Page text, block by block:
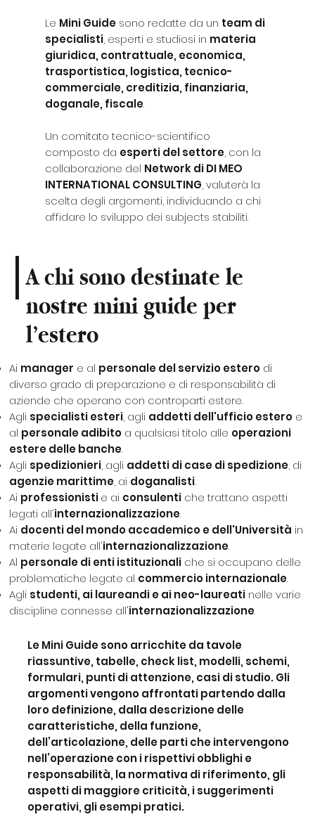
Le Mini Guidesono redatte da un team di
specialisti, esperti e studiosi in materia
giuridica, contrattuale, economica,
trasportistica, logistica, tecnico-
commerciale, creditizia, finanziaria,
doganale, fiscale.
Un comitato tecnico-scientifico
composto da esperti del settore, con la
collaborazione del Network di DI MEO
INTERNATIONAL CONSULTING, valuterà la
scelta degli argomenti, individuando a chi
affidare lo sviluppo dei subjects stabiliti.
A chi sono destinate le
nostre mini guide per
l’estero
Ai manager e al personale del servizio esterodi
diverso grado di preparazione e di responsabilità di
aziende che operano con controparti estere.
Agli specialisti esteri, agli addetti dell'ufficio esteroe
al personale adibitoa qualsiasi titolo alle operazioni
estere delle banche.
Agli spedizionieri, agli addetti di case di spedizione, di
agenzie marittime, ai doganalisti.
Ai professionistie ai consulentiche trattano aspetti
legati all'internazionalizzazione.
Ai docenti del mondo accademico e dell'Università in
materie legate all'internazionalizzazione.
Al personale di enti istituzionaliche si occupano delle
problematiche legate al commercio internazionale.
Agli studenti, ai laureandi e ai neo-laureatinelle varie
discipline connesse all'internazionalizzazione.
Le Mini Guide sono arricchite da tavole
riassuntive, tabelle, check list, modelli, schemi,
formulari, punti di attenzione, casi di studio. Gli
argomenti vengono affrontati partendo dalla
loro definizione, dalla descrizione delle
caratteristiche, della funzione,
dell’articolazione, delle parti che intervengono
nell’operazione con i rispettivi obblighi e
responsabilità, la normativa di riferimento, gli
aspetti di maggiore criticità, i suggerimenti
operativi, gli esempi pratici.